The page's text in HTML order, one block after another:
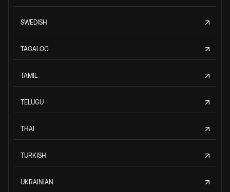
SWEDISH
TAGALOG
TAMIL
TELUGU
THAI
TURKISH
UKRAINIAN